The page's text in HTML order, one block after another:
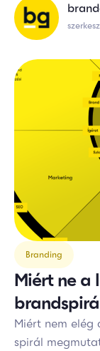
Branding
Miért ne a
Miért nem elég
spirál